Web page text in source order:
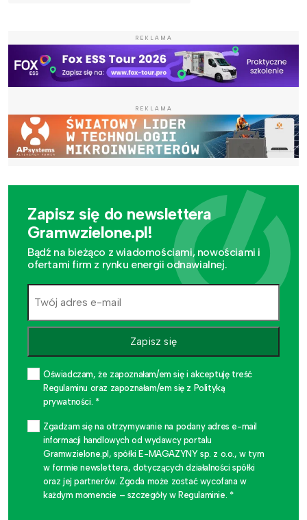
REKLAMA
REKLAMA
Zapisz się do newslettera
Gramwzielone.pl!
Bądź na bieżąco z wiadomościami, nowościami i
ofertami firm z rynku energii odnawialnej.
Zapisz się
Oświadczam, że zapoznałam/em się i akceptuję treść
Regulaminu oraz zapoznałam/em się z Polityką
prywatności. *
Zgadzam się na otrzymywanie na podany adres e-mail
informacji handlowych od wydawcy portalu
Gramwzielone.pl, spółki E-MAGAZYNY sp. z o.o., w tym
w formie newslettera, dotyczących działalności spółki
oraz jej partnerów. Zgoda może zostać wycofana w
każdym momencie – szczegóły w Regulaminie. *